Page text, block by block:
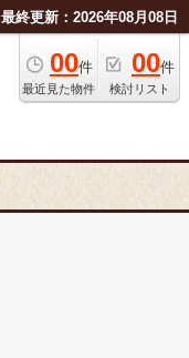
最終更新：2026年08月08日
00件
最近見た物件
00件
検討リスト